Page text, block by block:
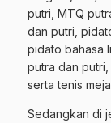
putri, MTQ
dan putri,
pidato bahasa
putra dan putri,
serta tenis
Sedangkan di